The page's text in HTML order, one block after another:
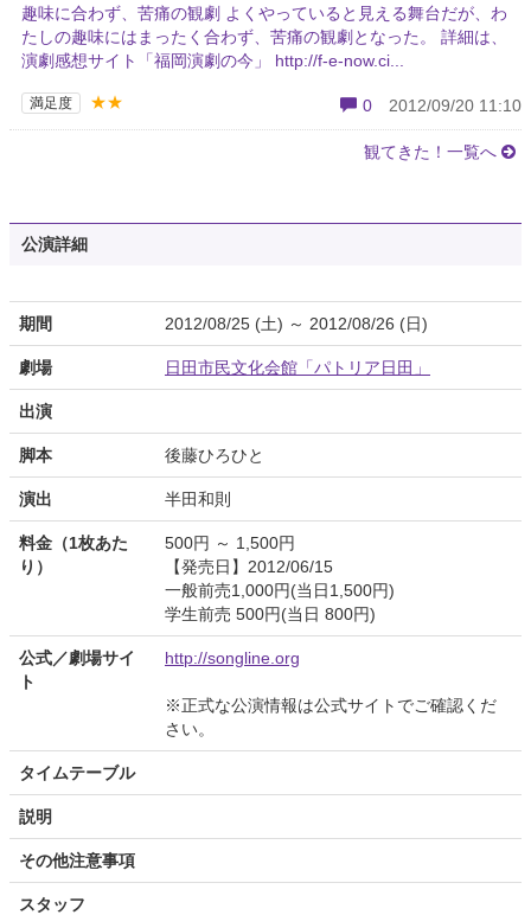
趣味に合わず、苦痛の観劇 よくやっていると見える舞台だが、わ
たしの趣味にはまったく合わず、苦痛の観劇となった。 詳細は、
演劇感想サイト「福岡演劇の今」 http://f-e-now.ci...
満足度 ★★ 0 2012/09/20 11:10
観てきた！一覧へ
公演詳細
期間 2012/08/25 (土) ～ 2012/08/26 (日)
劇場 日田市民文化会館「パトリア日田」
出演
脚本 後藤ひろひと
演出 半田和則
料金（1枚あた
り）
500円 ～ 1,500円
【発売日】2012/06/15
一般前売1,000円(当日1,500円)
学生前売 500円(当日 800円)
公式／劇場サイ
ト
http://songline.org
※正式な公演情報は公式サイトでご確認くだ
さい。
タイムテーブル
説明
その他注意事項
スタッフ